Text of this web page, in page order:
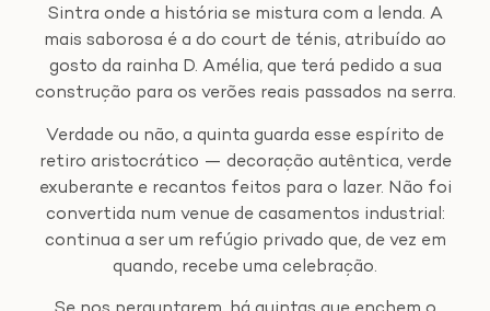
Sintra onde a história se mistura com a lenda. A
mais saborosa é a do court de ténis, atribuído ao
gosto da rainha D. Amélia, que terá pedido a sua
construção para os verões reais passados na serra.
Verdade ou não, a quinta guarda esse espírito de
retiro aristocrático — decoração autêntica, verde
exuberante e recantos feitos para o lazer. Não foi
convertida num venue de casamentos industrial:
continua a ser um refúgio privado que, de vez em
quando, recebe uma celebração.